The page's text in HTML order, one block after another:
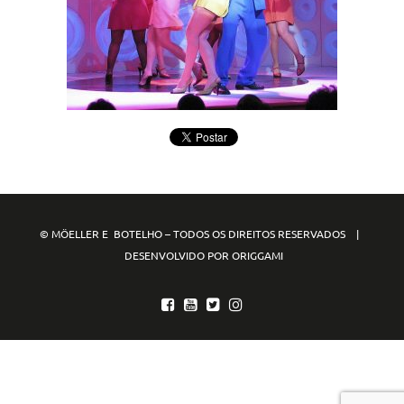
© MÖELLER E BOTELHO – TODOS OS DIREITOS RESERVADOS |
DESENVOLVIDO POR ORIGGAMI